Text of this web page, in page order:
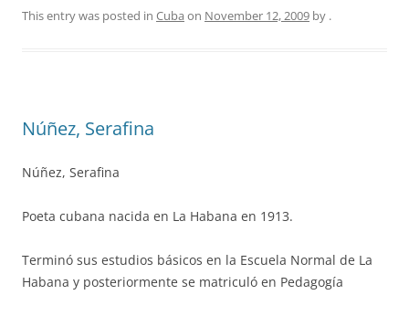
This entry was posted in Cuba on November 12, 2009 by .
Núñez, Serafina
Núñez, Serafina
Poeta cubana nacida en La Habana en 1913.
Terminó sus estudios básicos en la Escuela Normal de La
Habana y posteriormente se matriculó en Pedagogía